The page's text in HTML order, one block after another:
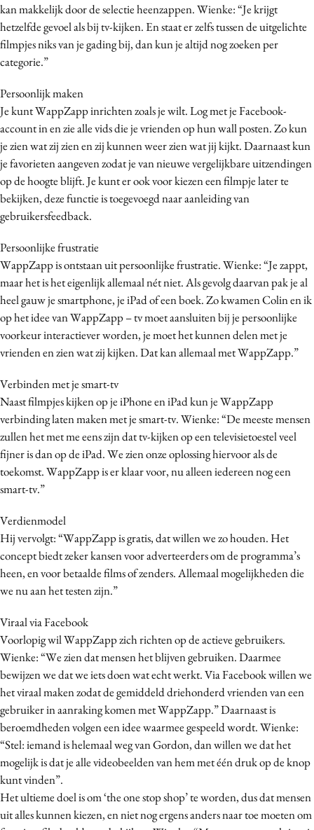
Reputatie & crisis
kan makkelijk door de selectie heenzappen. Wienke: “Je krijgt
hetzelfde gevoel als bij tv-kijken. En staat er zelfs tussen de uitgelichte
filmpjes niks van je gading bij, dan kun je altijd nog zoeken per
categorie.”
Persoonlijk maken
Je kunt WappZapp inrichten zoals je wilt. Log met je Facebook-
account in en zie alle vids die je vrienden op hun wall posten. Zo kun
je zien wat zij zien en zij kunnen weer zien wat jij kijkt. Daarnaast kun
je favorieten aangeven zodat je van nieuwe vergelijkbare uitzendingen
op de hoogte blijft. Je kunt er ook voor kiezen een filmpje later te
bekijken, deze functie is toegevoegd naar aanleiding van
gebruikersfeedback.
Persoonlijke frustratie
WappZapp is ontstaan uit persoonlijke frustratie. Wienke: “Je zappt,
maar het is het eigenlijk allemaal nét niet. Als gevolg daarvan pak je al
heel gauw je smartphone, je iPad of een boek. Zo kwamen Colin en ik
op het idee van WappZapp – tv moet aansluiten bij je persoonlijke
voorkeur interactiever worden, je moet het kunnen delen met je
vrienden en zien wat zij kijken. Dat kan allemaal met WappZapp.”
Verbinden met je smart-tv
Naast filmpjes kijken op je iPhone en iPad kun je WappZapp
verbinding laten maken met je smart-tv. Wienke: “De meeste mensen
zullen het met me eens zijn dat tv-kijken op een televisietoestel veel
fijner is dan op de iPad. We zien onze oplossing hiervoor als de
toekomst. WappZapp is er klaar voor, nu alleen iedereen nog een
smart-tv.”
Verdienmodel
Hij vervolgt: “WappZapp is gratis, dat willen we zo houden. Het
concept biedt zeker kansen voor adverteerders om de programma’s
heen, en voor betaalde films of zenders. Allemaal mogelijkheden die
we nu aan het testen zijn.”
Viraal via Facebook
Voorlopig wil WappZapp zich richten op de actieve gebruikers.
Wienke: “We zien dat mensen het blijven gebruiken. Daarmee
bewijzen we dat we iets doen wat echt werkt. Via Facebook willen we
het viraal maken zodat de gemiddeld driehonderd vrienden van een
gebruiker in aanraking komen met WappZapp.” Daarnaast is
beroemdheden volgen een idee waarmee gespeeld wordt. Wienke:
“Stel: iemand is helemaal weg van Gordon, dan willen we dat het
mogelijk is dat je alle videobeelden van hem met één druk op de knop
kunt vinden”.
Het ultieme doel is om ‘the one stop shop’ te worden, dus dat mensen
uit alles kunnen kiezen, en niet nog ergens anders naar toe moeten om